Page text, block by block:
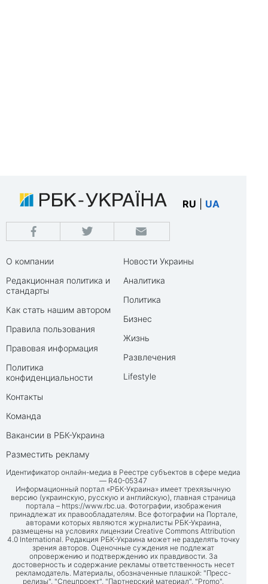
RU UA
О компании
Редакционная политика и
стандарты
Как стать нашим автором
Правила пользования
Правовая информация
Политика
конфиденциальности
Контакты
Команда
Вакансии в РБК-Украина
Разместить рекламу
Новости Украины
Аналитика
Политика
Бизнес
Жизнь
Развлечения
Lifestyle
Идентификатор онлайн-медиа в Реестре субъектов в сфере медиа
— R40-05347
Информационный портал «РБК-Украина» имеет трехязычную
версию (украинскую, русскую и английскую), главная страница
портала – https://www.rbc.ua . Фотографии, изображения
принадлежат их правообладателям. Все фотографии на Портале,
авторами которых являются журналисты РБК-Украина,
размещены на условиях лицензии Creative Commons Attribution
4.0 International. Редакция РБК-Украина может не разделять точку
зрения авторов. Оценочные суждения не подлежат
опровержению и подтверждению их правдивости. За
достоверность и содержание рекламы ответственность несет
рекламодатель. Материалы, обозначенные плашкой: "Пресс-
релизы", "Спецпроект", "Партнерский материал", "Promo",